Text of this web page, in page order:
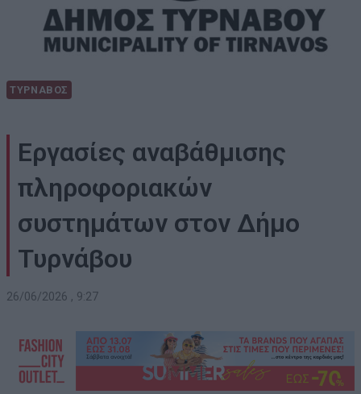
ΤΥΡΝΑΒΟΣ
Εργασίες αναβάθμισης
πληροφοριακών
συστημάτων στον Δήμο
Τυρνάβου
26/06/2026 , 9:27